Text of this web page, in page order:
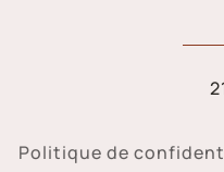
Politique de